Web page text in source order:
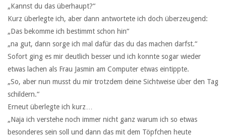
„Kannst du das überhaupt?“
Kurz überlegte ich, aber dann antwortete ich doch überzeugend:
„Das bekomme ich bestimmt schon hin“
„na gut, dann sorge ich mal dafür das du das machen darfst.“
Sofort ging es mir deutlich besser und ich konnte sogar wieder
etwas lachen als Frau Jasmin am Computer etwas eintippte.
„So, aber nun musst du mir trotzdem deine Sichtweise über den Tag
schildern.“
Erneut überlegte ich kurz…
„Naja ich verstehe noch immer nicht ganz warum ich so etwas
besonderes sein soll und dann das mit dem Töpfchen heute